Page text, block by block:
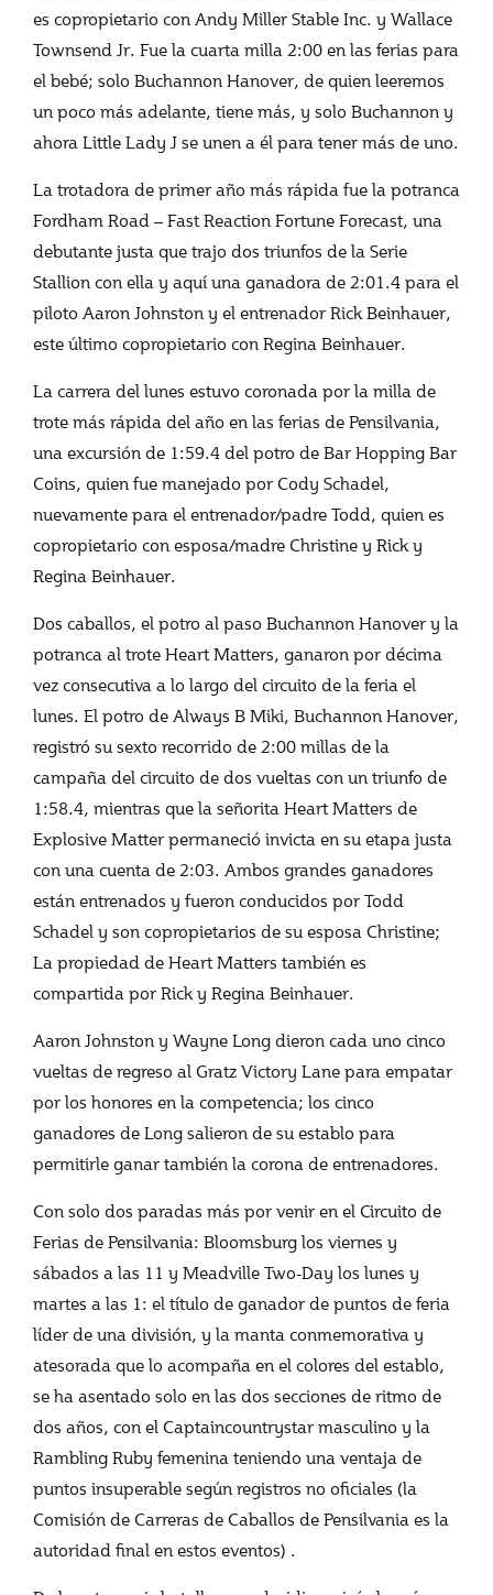
es copropietario con Andy Miller Stable Inc. y Wallace
Townsend Jr. Fue la cuarta milla 2:00 en las ferias para
el bebé; solo Buchannon Hanover, de quien leeremos
un poco más adelante, tiene más, y solo Buchannon y
ahora Little Lady J se unen a él para tener más de uno.
La trotadora de primer año más rápida fue la potranca
Fordham Road – Fast Reaction Fortune Forecast, una
debutante justa que trajo dos triunfos de la Serie
Stallion con ella y aquí una ganadora de 2:01.4 para el
piloto Aaron Johnston y el entrenador Rick Beinhauer,
este último copropietario con Regina Beinhauer.
La carrera del lunes estuvo coronada por la milla de
trote más rápida del año en las ferias de Pensilvania,
una excursión de 1:59.4 del potro de Bar Hopping Bar
Coins, quien fue manejado por Cody Schadel,
nuevamente para el entrenador/padre Todd, quien es
copropietario con esposa/madre Christine y Rick y
Regina Beinhauer.
Dos caballos, el potro al paso Buchannon Hanover y la
potranca al trote Heart Matters, ganaron por décima
vez consecutiva a lo largo del circuito de la feria el
lunes. El potro de Always B Miki, Buchannon Hanover,
registró su sexto recorrido de 2:00 millas de la
campaña del circuito de dos vueltas con un triunfo de
1:58.4, mientras que la señorita Heart Matters de
Explosive Matter permaneció invicta en su etapa justa
con una cuenta de 2:03. Ambos grandes ganadores
están entrenados y fueron conducidos por Todd
Schadel y son copropietarios de su esposa Christine;
La propiedad de Heart Matters también es
compartida por Rick y Regina Beinhauer.
Aaron Johnston y Wayne Long dieron cada uno cinco
vueltas de regreso al Gratz Victory Lane para empatar
por los honores en la competencia; los cinco
ganadores de Long salieron de su establo para
permitirle ganar también la corona de entrenadores.
Con solo dos paradas más por venir en el Circuito de
Ferias de Pensilvania: Bloomsburg los viernes y
sábados a las 11 y Meadville Two-Day los lunes y
martes a las 1: el título de ganador de puntos de feria
líder de una división, y la manta conmemorativa y
atesorada que lo acompaña en el colores del establo,
se ha asentado solo en las dos secciones de ritmo de
dos años, con el Captaincountrystar masculino y la
Rambling Ruby femenina teniendo una ventaja de
puntos insuperable según registros no oficiales (la
Comisión de Carreras de Caballos de Pensilvania es la
autoridad final en estos eventos) .